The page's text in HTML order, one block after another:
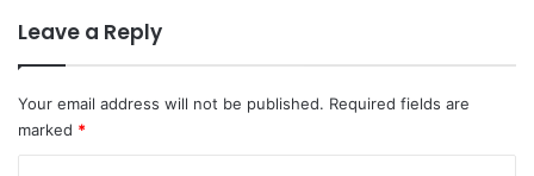
Leave a Reply
Your email address will not be published. Required fields are
marked *